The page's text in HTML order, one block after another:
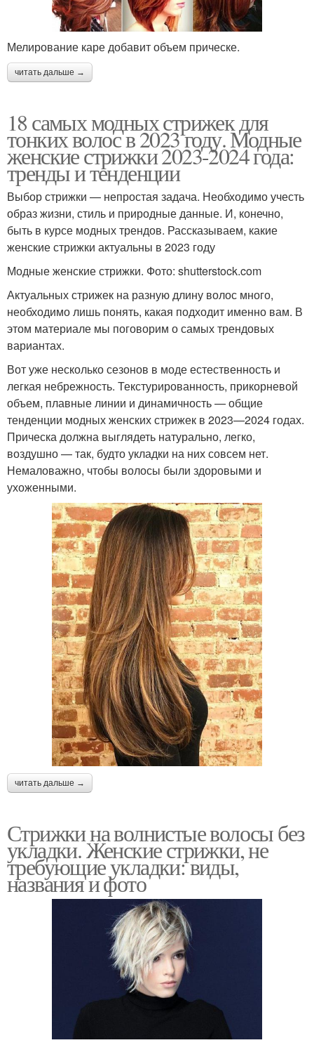
Мелирование каре добавит объем прическе.
читать дальше →
18 самых модных стрижек для
тонких волос в 2023 году. Модные
женские стрижки 2023-2024 года:
тренды и тенденции
Выбор стрижки — непростая задача. Необходимо учесть
образ жизни, стиль и природные данные. И, конечно,
быть в курсе модных трендов. Рассказываем, какие
женские стрижки актуальны в 2023 году
Модные женские стрижки. Фото: shutterstock.com
Актуальных стрижек на разную длину волос много,
необходимо лишь понять, какая подходит именно вам. В
этом материале мы поговорим о самых трендовых
вариантах.
Вот уже несколько сезонов в моде естественность и
легкая небрежность. Текстурированность, прикорневой
объем, плавные линии и динамичность — общие
тенденции модных женских стрижек в 2023—2024 годах.
Прическа должна выглядеть натурально, легко,
воздушно — так, будто укладки на них совсем нет.
Немаловажно, чтобы волосы были здоровыми и
ухоженными.
читать дальше →
Стрижки на волнистые волосы без
укладки. Женские стрижки, не
требующие укладки: виды,
названия и фото